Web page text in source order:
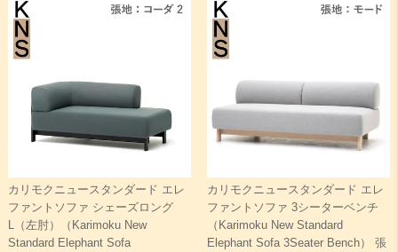
カリモクニュースタンダード エレ
ファントソファ シェーズロング
L（左肘）（Karimoku New
Standard Elephant Sofa
カリモクニュースタンダード エレ
ファントソファ 3シーターベンチ
（Karimoku New Standard
Elephant Sofa 3Seater Bench） 張